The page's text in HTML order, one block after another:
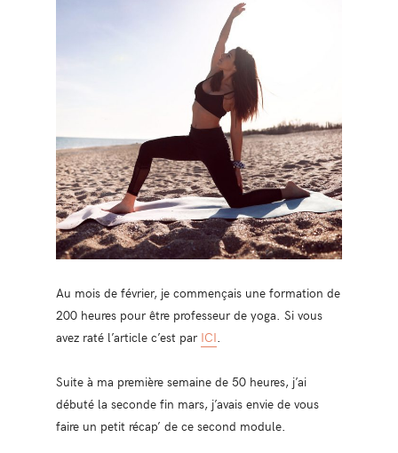
Au mois de février, je commençais une formation de
200 heures pour être professeur de yoga. Si vous
avez raté l’article c’est par ICI
Suite à ma première semaine de 50 heures, j’ai
débuté la seconde fin mars, j’avais envie de vous
faire un petit récap’ de ce second module.